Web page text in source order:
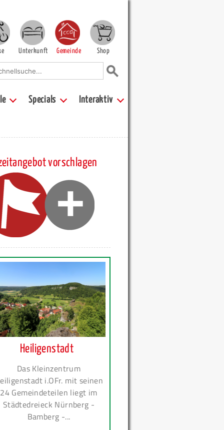
Unterkunft Gemeinde Shop
Specials Interaktiv
vorschlagen
Heiligenstadt
Das Kleinzentrum
i.OFr. mit seinen
24 Gemeindeteilen liegt im
Städtedreieck Nürnberg -
Bamberg -...